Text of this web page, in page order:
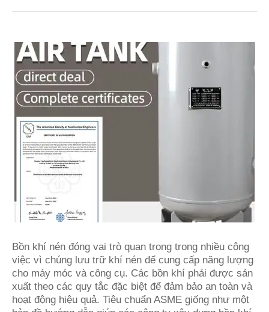
Bồn khí nén đóng vai trò quan trọng trong nhiều công
việc vì chúng lưu trữ khí nén để cung cấp năng lượng
cho máy móc và công cụ. Các bồn khí phải được sản
xuất theo các quy tắc đặc biệt để đảm bảo an toàn và
hoạt động hiệu quả. Tiêu chuẩn ASME giống như một